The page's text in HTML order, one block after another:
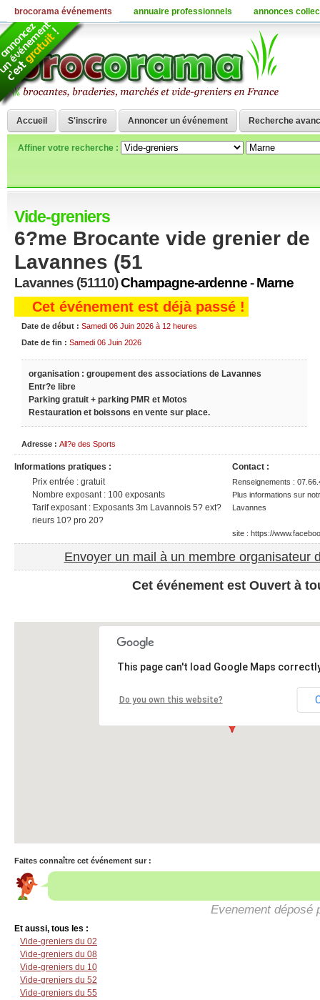
Accueil S'inscrire Annoncer un événement Recherche
Affiner votre recherche :
Vide-greniers
6?me Brocante vide grenier de
Lavannes (51
Lavannes (51110)Champagne-ardenne-Marne
Cet événement est déjà passé !
Date de début : Samedi 06 Juin 2026 à 12 heures
Date de fin : Samedi 06 Juin 2026
organisation : groupement des associations de Lavannes
Entr?e libre
Parking gratuit + parking PMR et Motos
Restauration et boissons en vente sur place.
Adresse : All?e des Sports
Informations pratiques :
Prix entrée : gratuit
Nombre exposant : 100 exposants
Tarif exposant : Exposants 3m Lavannois 5? ext?
rieurs 10? pro 20?
Contact :
Renseignements :
Plus informations sur
Lavannes
site : https://
Envoyer un mail à un membre organisateur
Cet événement est Ouvert à
This page can't load Google Maps
Do you own this website?
Faites connaître cet événement sur :
Evenement déposé
Et aussi, tous les :
Vide-greniers du 02
Vide-greniers du 08
Vide-greniers du 10
Vide-greniers du 52
Vide-greniers du 55
brocorama événements annuaire professionnels annonces